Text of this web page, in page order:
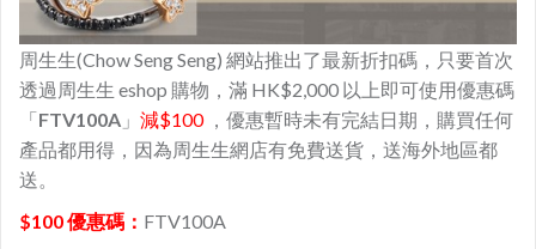
周生生(Chow Seng Seng) 網站推出了最新折扣碼，只要首次
透過周生生 eshop 購物，滿 HK$2,000 以上即可使用優惠碼
「FTV100A 」 減$100
，優惠暫時未有完結日期，購買任何
產品都用得，因為周生生網店有免費送貨，送海外地區都
送。
$100 優惠碼： FTV100A